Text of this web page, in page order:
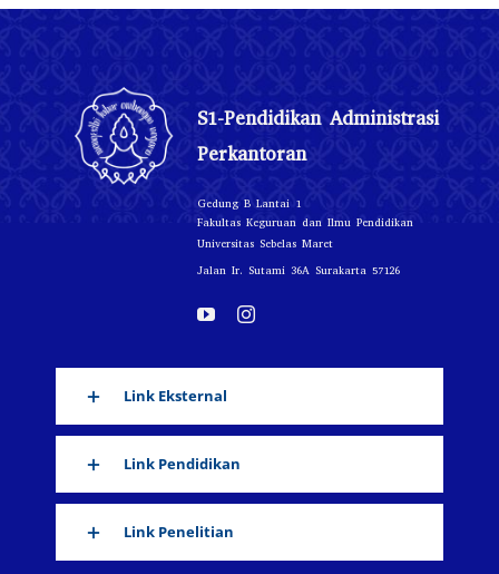
S1-Pendidikan Administrasi
Perkantoran
Gedung B Lantai 1
Fakultas Keguruan dan Ilmu Pendidikan
Universitas Sebelas Maret
Jalan Ir. Sutami 36A Surakarta 57126
Link Eksternal
Link Pendidikan
Link Penelitian